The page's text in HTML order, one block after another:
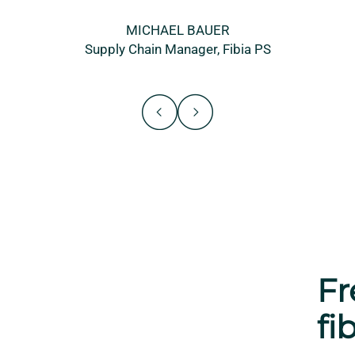
MICHAEL BAUER
Supply Chain Manager, Fibia PS